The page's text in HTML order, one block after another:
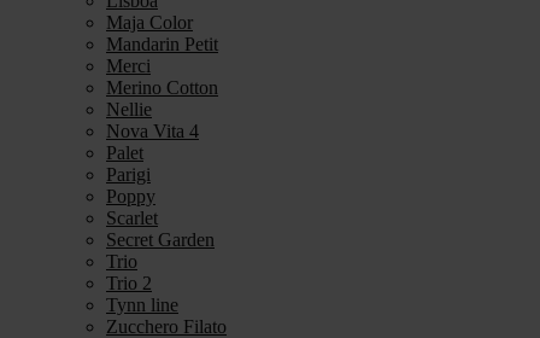
Maja Color
Mandarin Petit
Merci
Merino Cotton
Nellie
Nova Vita 4
Palet
Parigi
Poppy
Scarlet
Secret Garden
Trio
Trio 2
Tynn line
Zucchero Filato